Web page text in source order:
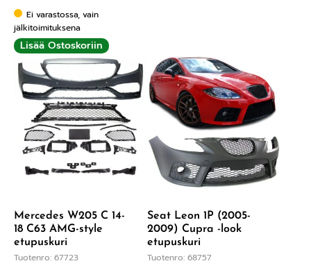
Ei varastossa, vain
jälkitoimituksena
Lisää Ostoskoriin
Mercedes W205 C 14-
18 C63 AMG-style
etupuskuri
Tuotenro: 67723
Seat Leon 1P (2005-
2009) Cupra -look
etupuskuri
Tuotenro: 68757